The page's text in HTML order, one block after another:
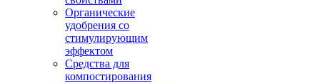
Органические
удобрения со
стимулирующим
эффектом
Средства для
компостирования